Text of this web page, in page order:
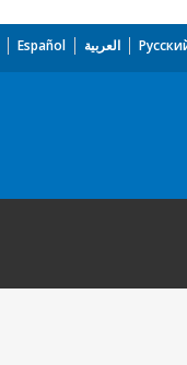
Español العربية